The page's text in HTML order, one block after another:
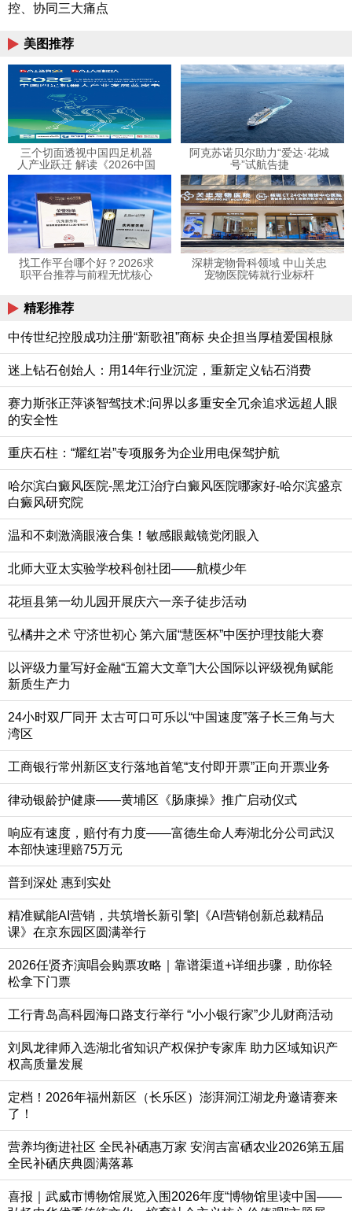
控、协同三大痛点
美图推荐
三个切面透视中国四足机器
人产业跃迁 解读《2026中国
四足机器人产业发展蓝皮
书》
阿克苏诺贝尔助力“爱达·花城
号”试航告捷
找工作平台哪个好？2026求
职平台推荐与前程无忧核心
深耕宠物骨科领域 中山关忠
宠物医院铸就行业标杆
精彩推荐
中传世纪控股成功注册“新歌祖”商标 央企担当厚植爱国根脉
迷上钻石创始人：用14年行业沉淀，重新定义钻石消费
赛力斯张正萍谈智驾技术:问界以多重安全冗余追求远超人眼
的安全性
重庆石柱：“耀红岩”专项服务为企业用电保驾护航
哈尔滨白癜风医院-黑龙江治疗白癜风医院哪家好-哈尔滨盛京
白癜风研究院
温和不刺激滴眼液合集！敏感眼戴镜党闭眼入
北师大亚太实验学校科创社团——航模少年
花垣县第一幼儿园开展庆六一亲子徒步活动
弘橘井之术 守济世初心 第六届“慧医杯”中医护理技能大赛
以评级力量写好金融“五篇大文章”|大公国际以评级视角赋能
新质生产力
24小时双厂同开 太古可口可乐以“中国速度”落子长三角与大
湾区
工商银行常州新区支行落地首笔“支付即开票”正向开票业务
律动银龄护健康——黄埔区《肠康操》推广启动仪式
响应有速度，赔付有力度——富德生命人寿湖北分公司武汉
本部快速理赔75万元
普到深处 惠到实处
精准赋能AI营销，共筑增长新引擎|《AI营销创新总裁精品
课》在京东园区圆满举行
2026任贤齐演唱会购票攻略｜靠谱渠道+详细步骤，助你轻
松拿下门票
工行青岛高科园海口路支行举行 “小小银行家”少儿财商活动
刘凤龙律师入选湖北省知识产权保护专家库 助力区域知识产
权高质量发展
定档！2026年福州新区（长乐区）澎湃洞江湖龙舟邀请赛来
了！
营养均衡进社区 全民补硒惠万家 安润吉富硒农业2026第五届
全民补硒庆典圆满落幕
喜报｜武威市博物馆展览入围2026年度“博物馆里读中国——